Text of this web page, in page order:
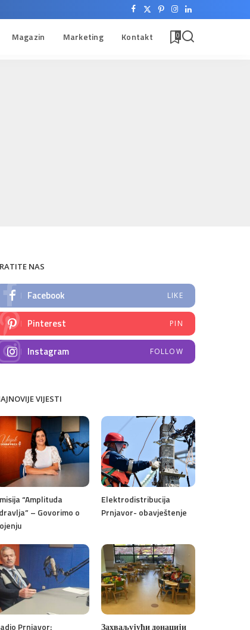
Magazin Marketing Kontakt 0
NAS
Facebook LIKE
Pinterest PIN
Instagram FOLLOW
VIJESTI
“Amplituda
– Govorimo o
Elektrodistribucija
Prnjavor- obavještenje
Prnjavor:
Захваљујући донацији